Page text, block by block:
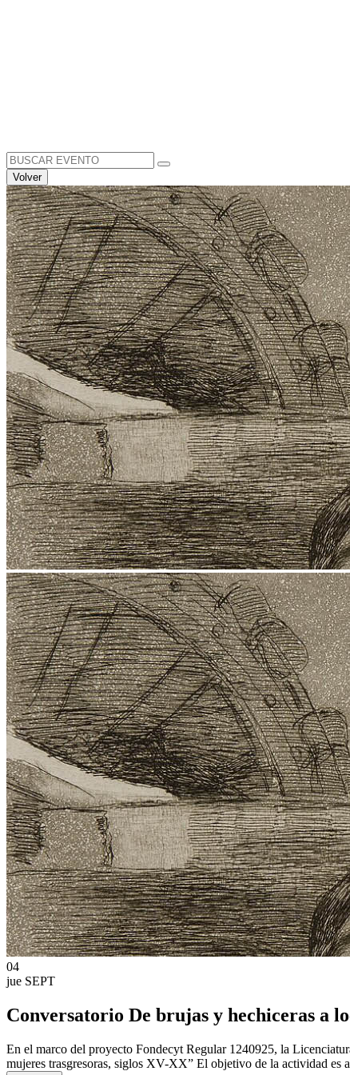
Search
for:
Volver
04
jue SEPT
Conversatorio De brujas y hechiceras a
En el marco del proyecto Fondecyt Regular 1240925, la
mujeres trasgresoras, siglos XV-XX” El objetivo de la actividad es